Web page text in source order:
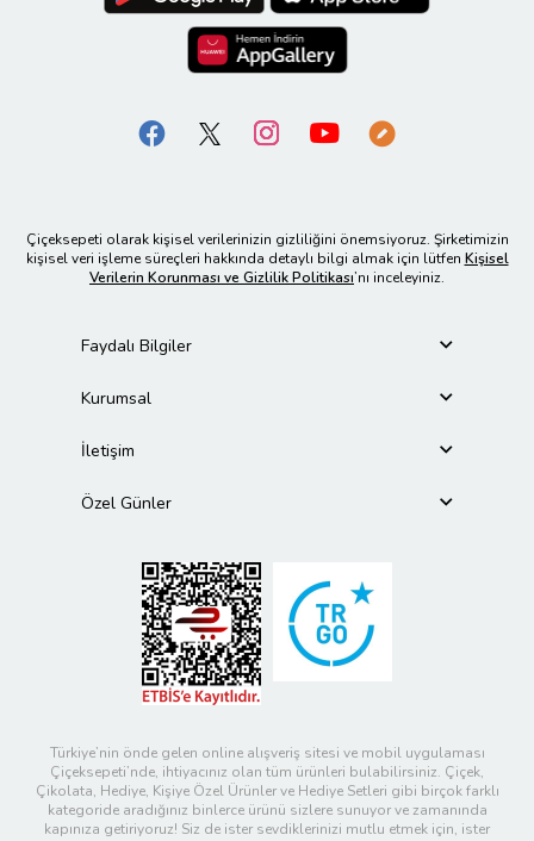
Çiçeksepeti olarak kişisel verilerinizin gizliliğini önemsiyoruz. Şirketimizin
kişisel veri işleme süreçleri hakkında detaylı bilgi almak için lütfen Kişisel
Verilerin Korunması ve Gizlilik Politikası’nı inceleyiniz.
Faydalı Bilgiler
Kurumsal
İletişim
Özel Günler
Türkiye’nin önde gelen online alışveriş sitesi ve mobil uygulaması
Çiçeksepeti’nde, ihtiyacınız olan tüm ürünleri bulabilirsiniz. Çiçek,
Çikolata, Hediye, Kişiye Özel Ürünler ve Hediye Setleri gibi birçok farklı
kategoride aradığınız binlerce ürünü sizlere sunuyor ve zamanında
kapınıza getiriyoruz! Siz de ister sevdiklerinizi mutlu etmek için, ister